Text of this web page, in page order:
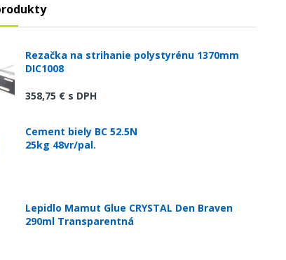
Rezačka na strihanie polystyrénu 1370mm
DIC1008
358,75 € s DPH
Cement biely BC 52.5N
25kg 48vr/pal.
Lepidlo Mamut Glue CRYSTAL Den Braven
290ml Transparentná